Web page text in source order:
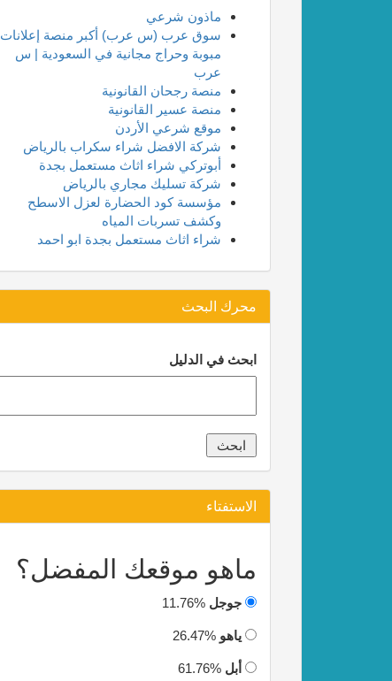
ماذون شرعي
سوق عرب (س عرب) أكبر منصة إعلانات
مبوبة وحراج مجانية في السعودية | س
عرب
منصة رجحان القانونية
منصة عسير القانونية
موقع شرعي الأردن
شركة الافضل شراء سكراب بالرياض
أبوتركي شراء اثاث مستعمل بجدة
شركة تسليك مجاري بالرياض
مؤسسة كود الحضارة لعزل الاسطح
وكشف تسربات المياه
شراء اثاث مستعمل بجدة ابو احمد
محرك البحث
ابحث في الدليل
الاستفتاء
ماهو موقعك المفضل؟
جوجل 11.76%
ياهو 26.47%
أبل 61.76%